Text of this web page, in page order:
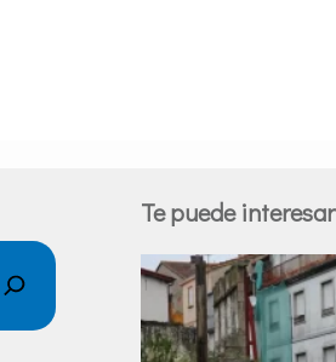
Te puede interesar